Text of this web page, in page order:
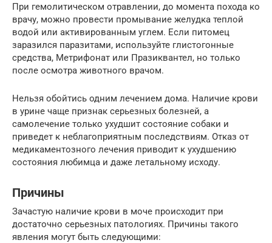
При гемолитическом отравлении, до момента похода ко
врачу, можно провести промывание желудка теплой
водой или активированным углем. Если питомец
заразился паразитами, используйте глистогонные
средства, Метрифонат или Празиквантел, но только
после осмотра животного врачом.
Нельзя обойтись одним лечением дома. Наличие крови
в урине чаще признак серьезных болезней, а
самолечение только ухудшит состояние собаки и
приведет к неблагоприятным последствиям. Отказ от
медикаментозного лечения приводит к ухудшению
состояния любимца и даже летальному исходу.
Причины
Зачастую наличие крови в моче происходит при
достаточно серьезных патологиях. Причины такого
явления могут быть следующими: